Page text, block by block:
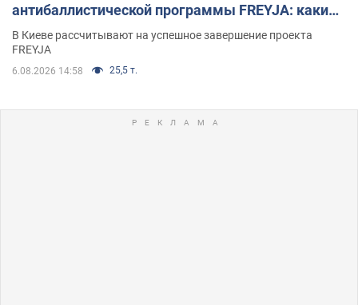
антибаллистической программы FREYJA: какие
решения готовятся
В Киеве рассчитывают на успешное завершение проекта
FREYJA
6.08.2026 14:58 25,5 т.